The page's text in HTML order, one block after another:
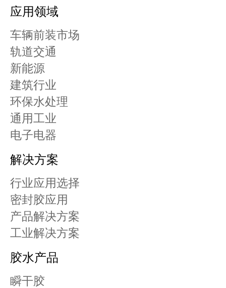
应用领域
车辆前装市场
轨道交通
新能源
建筑行业
环保水处理
通用工业
电子电器
解决方案
行业应用选择
密封胶应用
产品解决方案
工业解决方案
胶水产品
瞬干胶